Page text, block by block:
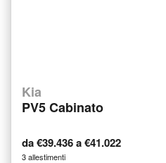
Kia
PV5 Cabinato
da €39.436 a €41.022
3 allestimenti